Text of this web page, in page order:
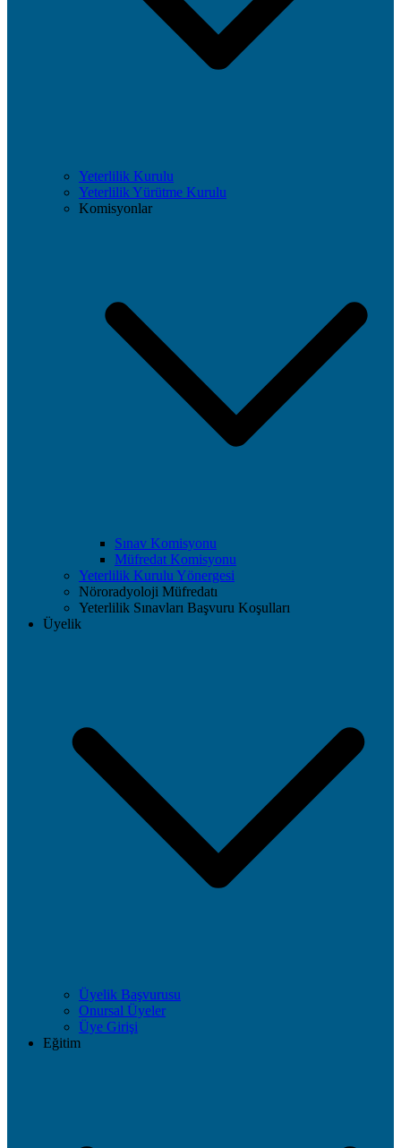
Yeterlilik Kurulu
Yeterlilik Yürütme Kurulu
Komisyonlar
Sınav Komisyonu
Müfredat Komisyonu
Yeterlilik Kurulu Yönergesi
Nöroradyoloji Müfredatı
Yeterlilik Sınavları Başvuru Koşulları
Üyelik
Üyelik Başvurusu
Onursal Üyeler
Üye Girişi
Eğitim